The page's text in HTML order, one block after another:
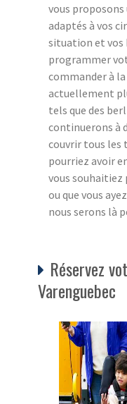
vous proposons
adaptés à vos
situation et vos
programmer
commander à
actuellement
tels que des
continuerons à
couvrir tous les
pourriez avoir
vous
ou que vous
nous serons là
Réservez
Varenguebec